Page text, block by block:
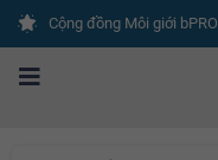
Cộng đồng Môi giới bPRO